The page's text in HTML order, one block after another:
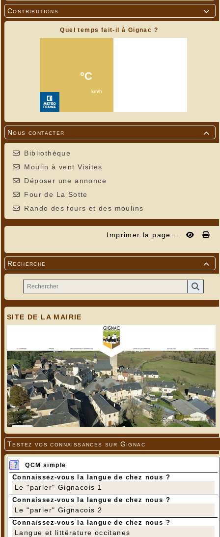

Contributions
Quel temps fait-il à Gignac ?

Nous contacter
Bibliothèque
Moulin à vent Visites
Déposer une annonce
Four de La Sotte
Rando des fours et des moulins
Imprimer la page...

Recherche
SITE DE LA MAIRIE
Testez vos connaissances sur Gignac
QCM simple
Connaissez-vous la langue de chez nous ?
Le "parler" Gignacois 1
Connaissez-vous la langue de chez nous ?
Le "parler" Gignacois 2
Connaissez-vous la langue de chez nous ?
Langue et littérature occitanes